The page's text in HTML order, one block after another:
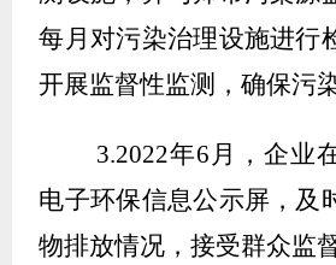
每月对污染治理设施进行
开展监督性监测，确保污
3.2022年6 月，企业
电子环保信息公示屏，及
物排放情况，接受群众监督